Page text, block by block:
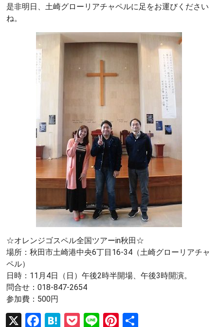
是非明日、土崎グローリアチャペルに足をお運びください
ね。
☆オレンジゴスペル全国ツアーin秋田☆
場所：秋田市土崎港中央6丁目16-34（土崎グローリアチャ
ペル）
日時：11月4日（日）午後2時半開場、午後3時開演。
問合せ：018-847-2654
参加費：500円
X
F
H
P
Li
Pi